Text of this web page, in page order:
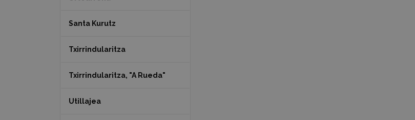
Santa Kurutz
Txirrindularitza
Txirrindularitza, "A Rueda"
Utillajea